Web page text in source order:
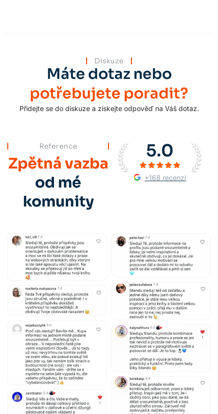
Diskuze
Máte dotaz nebo
potřebujete poradit?
Přidejte se do diskuze a získejte odpověď na Váš dotaz.
Reference
Zpětná vazba
od mé
komunity
5.0
+168 recenzí